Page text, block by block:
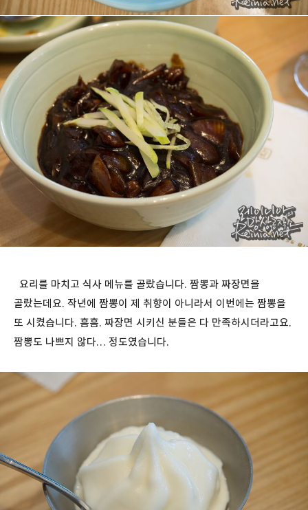
요리를 마치고 식사 메뉴를 골랐습니다. 짬뽕과 짜장면을
골랐는데요. 작년에 짬뽕이 제 취향이 아니라서 이번에는 짬뽕을
또 시켰습니다. 흠흠. 짜장면 시키신 분들은 다 만족하시더라고요.
짬뽕도 나쁘지 않다… 정도였습니다.